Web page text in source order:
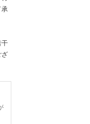
干
ざ